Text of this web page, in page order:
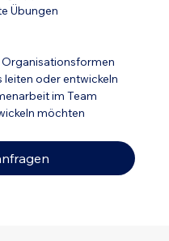
Übungen
Organisationsformen
leiten oder entwickeln
im Team
möchten